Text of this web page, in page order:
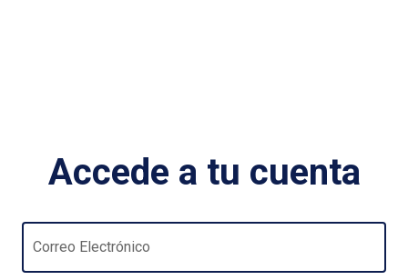
Accede a tu cuenta
Correo Electrónico